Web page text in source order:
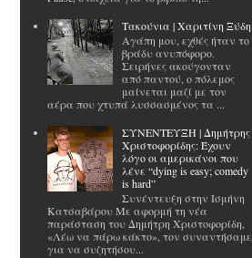
Tακούνια | Χαριτίνη Ξύδη
Αγάπη μου, εχθές ήταν το
βράδυ ανυπόφορο.
Σειρήνες ακούγονταν
από παντού, ο πόλεμος
μαίνεται μαζί με τον
αέρα που χτυπά λυσσασμένος τα ...
ΣΥΝΕΝΤΕΥΞΗ | Δημήτρης
Χριστοφορίδης: Έχουν
λόγο οι αμερικάνοι που
λένε “dying is easy; comedy
is hard”
Συνέντευξη στην Ισμήνη
Κατσαβάρου Με αφορμή τη νέα
παράσταση του Δημήτρη Χριστοφορίδη,
«Λέω να πάρω κάκτο», τον συναντήσαμε
για να συζητήσου...